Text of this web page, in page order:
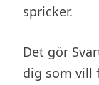
spricker.
Det gör
dig som vill